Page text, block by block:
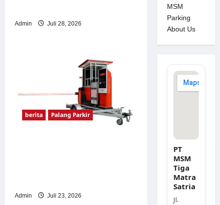
Admin Juli 28, 2026
berita Palang Parkir
Admin Juli 23, 2026
MSM
Parking
About Us
PT
MSM
Tiga
Matra
Satria
Jl.